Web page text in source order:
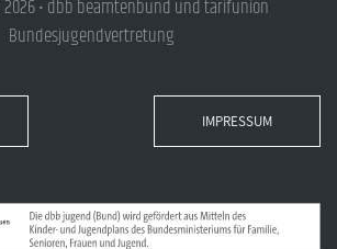
• dbb beamtenbund und tarifunion
Bundesjugendvertretung
IMPRESSUM